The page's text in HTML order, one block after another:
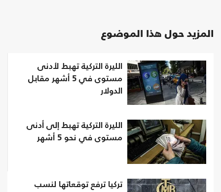
المزيد حول هذا الموضوع
الليرة التركية تهبط لأدنى
مستوى في 5 أشهر مقابل
الدولار
الليرة التركية تهبط إلى أدنى
مستوى في نحو 5 أشهر
تركيا ترفع توقعاتها لنسب